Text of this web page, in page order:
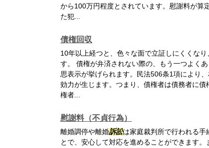
から100万円程度とされています。慰謝料が算
た犯...
債権回収
10年以上経つと、色々な面で立証しにくくなり
す。 債権が弁済されない際の、もう一つよく
思表示が挙げられます。民法506条1項により
効力が生じます。つまり、債権者は債務者に
権者...
慰謝料（不貞行為）
離婚調停や離婚訴訟は家庭裁判所で行われる手
とで、安心して対応を進めることができます